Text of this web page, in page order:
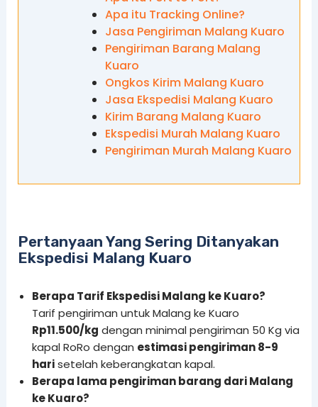
Apa itu Tracking Online?
Jasa Pengiriman Malang Kuaro
Pengiriman Barang Malang
Kuaro
Ongkos Kirim Malang Kuaro
Jasa Ekspedisi Malang Kuaro
Kirim Barang Malang Kuaro
Ekspedisi Murah Malang Kuaro
Pengiriman Murah Malang Kuaro
Pertanyaan Yang Sering Ditanyakan
Ekspedisi Malang Kuaro
Berapa Tarif Ekspedisi Malang ke Kuaro?
Tarif pengiriman untuk Malang ke Kuaro
Rp11.500/kg dengan minimal pengiriman 50 Kg via
kapal RoRo dengan estimasi pengiriman 8-9
harisetelah keberangkatan kapal.
Berapa lama pengiriman barang dari Malang
ke Kuaro?